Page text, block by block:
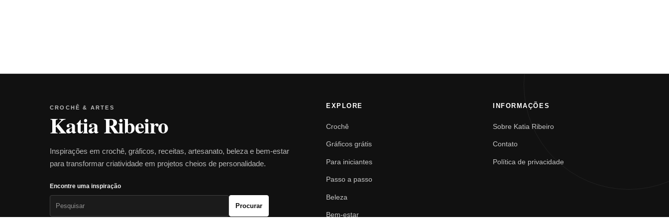
CROCHÊ & ARTES
Katia Ribeiro
Inspirações em crochê, gráficos, receitas, artesanato, beleza e bem-estar
para transformar criatividade em projetos cheios de personalidade.
Encontre uma inspiração
Procurar
EXPLORE
Crochê
Gráficos grátis
Para iniciantes
Passo a passo
Beleza
Bem-estar
INFORMAÇÕES
Sobre Katia Ribeiro
Contato
Política de privacidade